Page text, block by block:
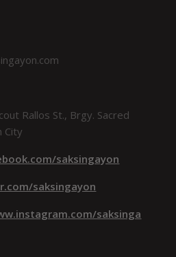
Rallos St., Brgy. Sacred
City
saksingayon
saksingayon
saksinga